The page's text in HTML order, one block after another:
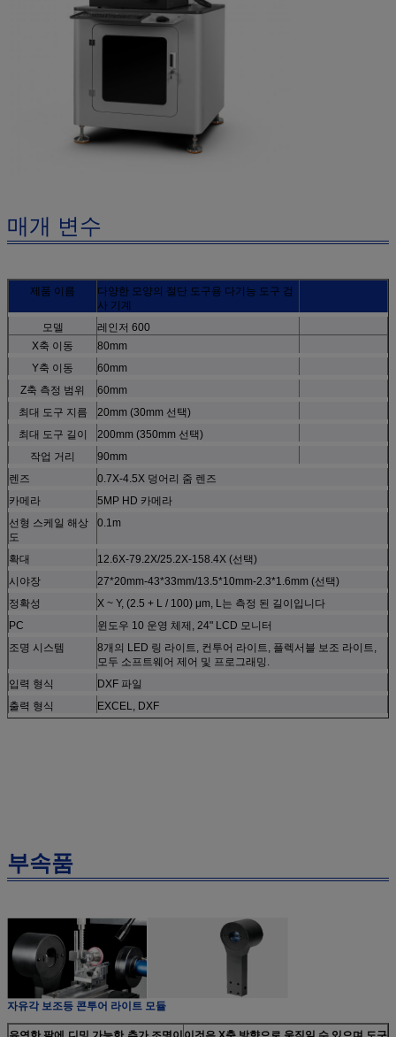
매개 변수
제품 이름
다양한 모양의 절단 도구용 다기능 도구 검
사 기계
모델
레인저 600
X축 이동
80mm
Y축 이동
60mm
Z축 측정 범위
60mm
최대 도구 지름
20mm (30mm 선택)
최대 도구 길이
200mm (350mm 선택)
작업 거리
90mm
렌즈
0.7X-4.5X 덩어리 줌 렌즈
카메라
5MP HD 카메라
선형 스케일 해상
도
0.1m
확대
12.6X-79.2X/25.2X-158.4X (선택)
시야장
27*20mm-43*33mm/13.5*10mm-2.3*1.6mm (선택)
정확성
X ~ Y, (2.5 + L / 100) μm, L는 측정 된 길이입니다
PC
윈도우 10 운영 체제, 24" LCD 모니터
조명 시스템
8개의 LED 링 라이트, 컨투어 라이트, 플렉서블 보조 라이트,
모두 소프트웨어 제어 및 프로그래밍.
입력 형식
DXF 파일
출력 형식
EXCEL, DXF
부속품
자유각 보조등 콘투어 라이트 모듈